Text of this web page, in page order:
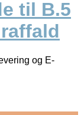
til B.5
og E-